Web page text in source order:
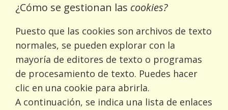
¿Cómo se gestionan las cookies?
Puesto que las cookies son archivos de texto
normales, se pueden explorar con la
mayoría de editores de texto o programas
de procesamiento de texto. Puedes hacer
clic en una cookie para abrirla.
A continuación, se indica una lista de enlaces